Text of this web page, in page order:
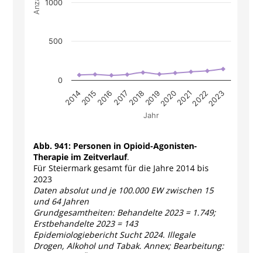
Jahr
2014201520162017201820192020202120222023
0
500
1000
Abb. 941: Personen in Opioid-Agonisten-
Therapie im Zeitverlauf.
Für Steiermark gesamt für die Jahre 2014 bis
2023
Daten absolut und je 100.000 EW zwischen 15
und 64 Jahren
Grundgesamtheiten: Behandelte 2023 = 1.749;
Erstbehandelte 2023 = 143
Epidemiologiebericht Sucht 2024. Illegale
Drogen, Alkohol und Tabak. Annex; Bearbeitung: